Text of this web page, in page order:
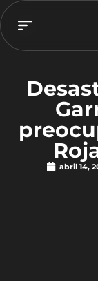
abril 14,